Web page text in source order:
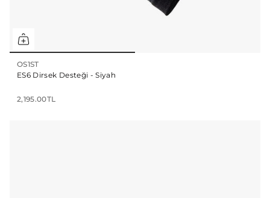
OS1ST
ES6 Dirsek Desteği - Siyah
2,195.00TL